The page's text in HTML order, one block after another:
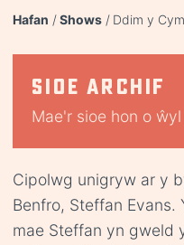
Hafan Shows Ddim y
Sioe archif
Mae'r sioe hon o
Cipolwg unigryw ar y
Benfro, Steffan Evans.
mae Steffan yn gweld